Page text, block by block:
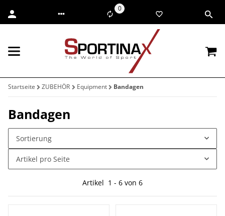
0
Startseite ZUBEHÖR Equipment Bandagen
Bandagen
Sortierung
Artikel pro Seite
Artikel 1 - 6 von 6